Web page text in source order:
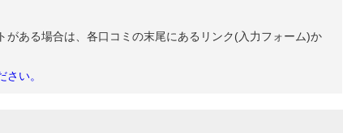
がある場合は、各口コミの末尾にあるリンク(入力フォーム)か
い。